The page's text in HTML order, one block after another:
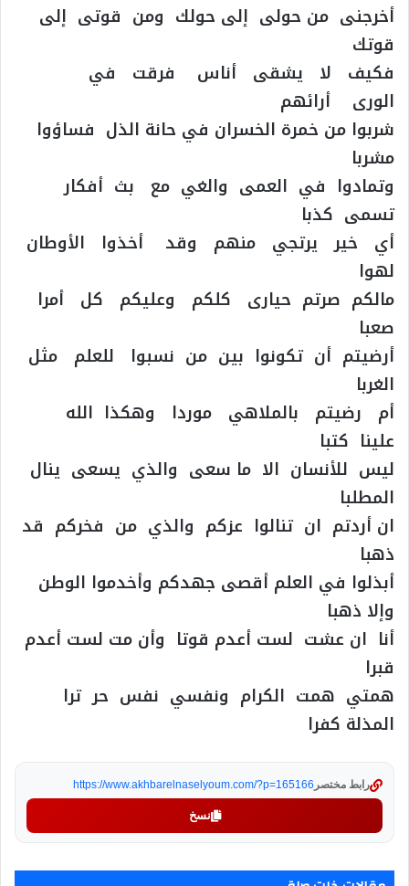
أخرجنى من حولى إلى حولك ومن قوتى إلى
قوتك
فكيف لا يشقى أناس فرقت في
الورى أرائهم
شربوا من خمرة الخسران في حانة الذل فساؤوا
مشربا
وتمادوا في العمى والغي مع بث أفكار
تسمى كذبا
أي خير يرتجي منهم وقد أخذوا الأوطان
لهوا
مالكم صرتم حيارى كلكم وعليكم كل أمرا
صعبا
أرضيتم أن تكونوا بين من نسبوا للعلم مثل
الغربا
أم رضيتم بالملاهي موردا وهكذا الله
علينا كتبا
ليس للأنسان الا ما سعى والذي يسعى ينال
المطلبا
ان أردتم ان تنالوا عزكم والذي من فخركم قد
ذهبا
أبذلوا في العلم أقصى جهدكم وأخدموا الوطن
وإلا ذهبا
أنا ان عشت لست أعدم قوتا وأن مت لست أعدم
قبرا
همتي همت الكرام ونفسي نفس حر ترا
المذلة كفرا
رابط مختصر https://www.akhbarelnaselyoum.com/?p=165166
نسخ